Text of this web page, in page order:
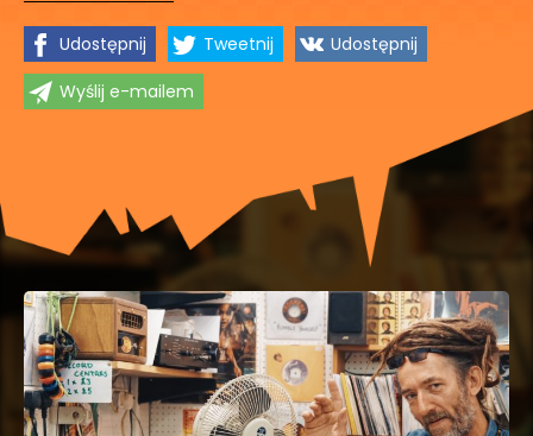
Udostępnij Tweetnij
Udostępnij
Wyślij e-mailem